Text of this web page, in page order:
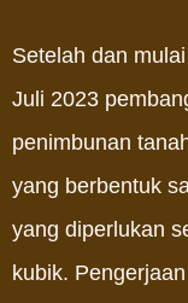
Setelah dan
Juli 2023
penimbunan
yang berbentuk
yang diperlukan
kubik.